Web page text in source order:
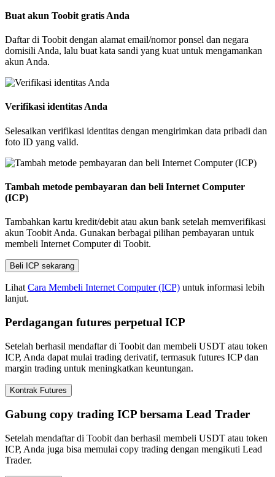
Buat akun Toobit gratis Anda
Daftar di Toobit dengan alamat email/nomor ponsel dan negara
domisili Anda, lalu buat kata sandi yang kuat untuk mengamankan
akun Anda.
Verifikasi identitas Anda
Selesaikan verifikasi identitas dengan mengirimkan data pribadi dan
foto ID yang valid.
Tambah metode pembayaran dan beli Internet Computer
(ICP)
Tambahkan kartu kredit/debit atau akun bank setelah memverifikasi
akun Toobit Anda. Gunakan berbagai pilihan pembayaran untuk
membeli Internet Computer di Toobit.
Beli ICP sekarang
Lihat Cara Membeli Internet Computer (ICP) untuk informasi lebih
lanjut.
Perdagangan futures perpetual ICP
Setelah berhasil mendaftar di Toobit dan membeli USDT atau token
ICP, Anda dapat mulai trading derivatif, termasuk futures ICP dan
margin trading untuk meningkatkan keuntungan.
Kontrak Futures
Gabung copy trading ICP bersama Lead Trader
Setelah mendaftar di Toobit dan berhasil membeli USDT atau token
ICP, Anda juga bisa memulai copy trading dengan mengikuti Lead
Trader.